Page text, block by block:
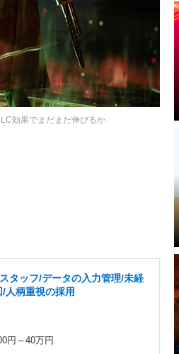
効果でまだまだ伸びるか
タッフ/データの入力管理/未経
人柄重視の採用
円～40万円